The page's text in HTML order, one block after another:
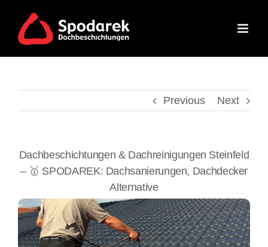
content
Previous Next
Dachbeschichtungen & Dachreinigungen Steinfeld
– 🥇 SPODAREK: Dachsanierungen, Dachdecker
Alternative